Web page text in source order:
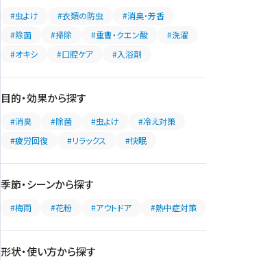
#虫よけ #衣類の防虫
#消臭・芳香
#除菌
#掃除 #重曹・クエン酸
#洗濯
#オキシ
#口腔ケア #入浴剤
目的・効果から探す
#消臭 #除菌 #虫よけ
#冷え対策
#疲労回復
#リラックス #快眠
季節・シーンから探す
#梅雨 #花粉 #アウトドア #熱中症対策
形状・使い方から探す